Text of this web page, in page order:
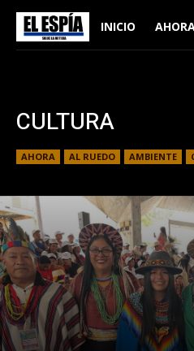
INICIO
CULTURA
AHORA AL RUEDO AMBIENTE